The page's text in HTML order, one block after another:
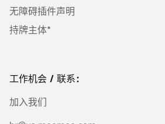
无障碍插件声明
持牌主体*
工作机会 / 联系：
加入我们